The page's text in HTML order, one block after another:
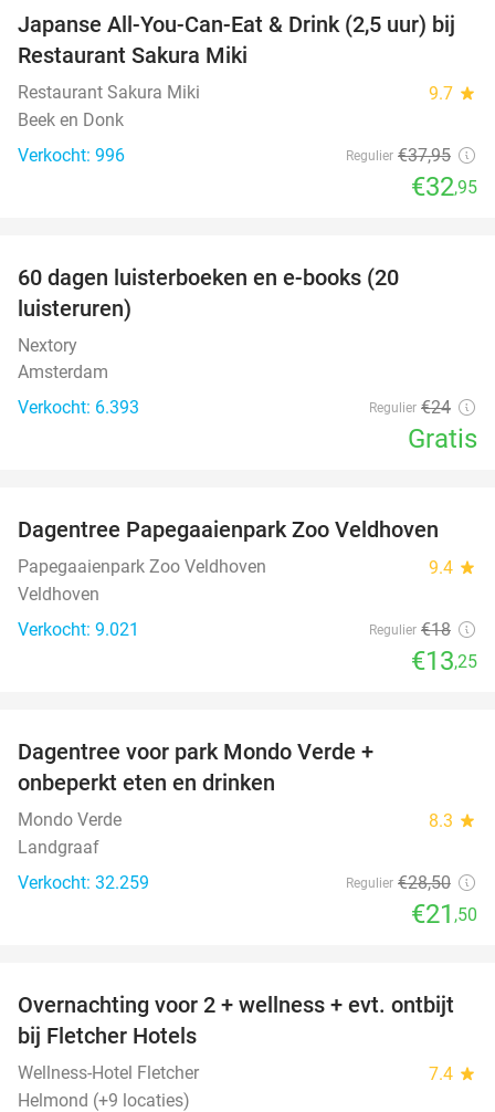
13%
Japanse All-You-Can-Eat & Drink (2,5 uur) bij
Restaurant Sakura Miki
Restaurant Sakura Miki 9.7 star
Beek en Donk
Verkocht: 996
Regulier €37,95
€32,95
60 dagen luisterboeken en e-books (20
luisteruren)
Nextory
Amsterdam
Verkocht: 6.393
Regulier €24
Gratis
26%
Dagentree Papegaaienpark Zoo Veldhoven
Papegaaienpark Zoo Veldhoven 9.4 star
Veldhoven
Verkocht: 9.021
Regulier €18
€13,25
Dagentree voor park Mondo Verde +
onbeperkt eten en drinken
Mondo Verde 8.3 star
Landgraaf
Verkocht: 32.259
Regulier €28,50
€21 ,50
55%
Overnachting voor 2 + wellness + evt. ontbijt
bij Fletcher Hotels
Wellness-Hotel Fletcher 7.4 star
Helmond (+9 locaties)